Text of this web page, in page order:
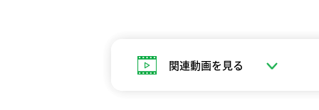
関連動画を見る